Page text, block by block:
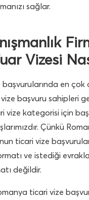
sağlar.
Vizesi
en çok
başvuru sahipleri
vize kategorisi için
Çünkü
ticari vize
ve istediği
değildir.
ticari vize